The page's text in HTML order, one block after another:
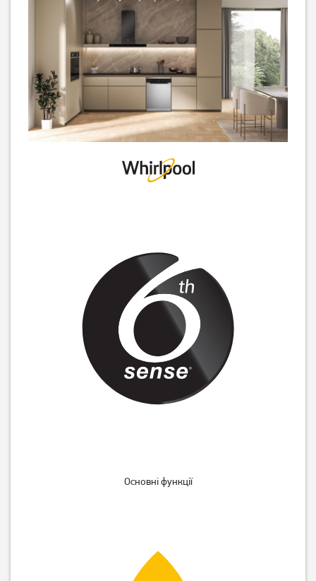
грн
23 099
18 479грн
12 199
21 729
Основні функції